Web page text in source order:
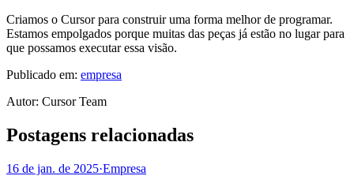
Criamos o Cursor para construir uma forma melhor de programar.
Estamos empolgados porque muitas das peças já estão no lugar para
que possamos executar essa visão.
Publicado em: empresa
Autor: Cursor Team
Postagens relacionadas
16 de jan. de 2025·Empresa